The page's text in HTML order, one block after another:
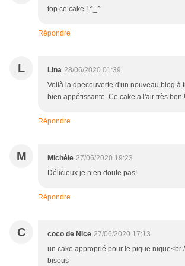
top ce cake ! ^_^
Répondre
L Lina 28/06/2020 01:39
Voilà la dpecouverte d'un nouveau blog à
bien appétissante. Ce cake a l'air très bon !
Répondre
M Michèle 27/06/2020 19:23
Délicieux je n’en doute pas!
Répondre
C coco de Nice 27/06/2020 17:13
un cake approprié pour le pique nique<br
bisous